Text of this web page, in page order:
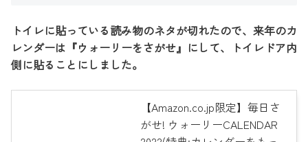
トイレに貼っている読み物のネタが切れたので、来年のカ
レンダーは『ウォーリーをさがせ』にして、トイレドア内
側に貼ることにしました。
【Amazon.co.jp限定】毎日さ
がせ! ウォーリーCALENDAR